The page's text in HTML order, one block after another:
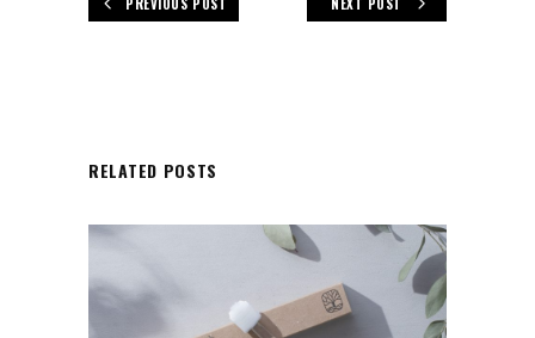
RELATED POSTS